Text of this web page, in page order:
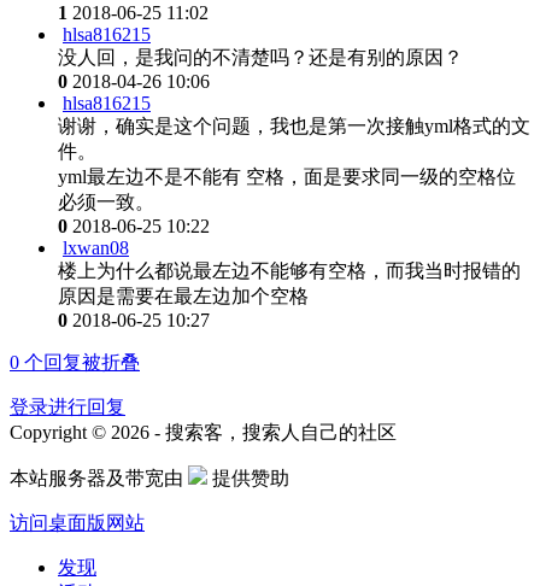
1 2018-06-25 11:02
hlsa816215
没人回，是我问的不清楚吗？还是有别的原因？
0 2018-04-26 10:06
hlsa816215
谢谢，确实是这个问题，我也是第一次接触yml格式的文
件。
yml最左边不是不能有 空格，面是要求同一级的空格位
必须一致。
0 2018-06-25 10:22
lxwan08
楼上为什么都说最左边不能够有空格，而我当时报错的
原因是需要在最左边加个空格
0 2018-06-25 10:27
0 个回复被折叠
登录进行回复
Copyright © 2026 - 搜索客，搜索人自己的社区
本站服务器及带宽由 提供赞助
访问桌面版网站
发现